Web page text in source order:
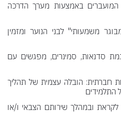
באמצעות מערך הדרכה
משמעותי" לבני הנוער ומזמין
סדנאות, סמינרים, מפגשים עם
חברתית: הובלה עצמית של תהליך
התלמידים
לקראת ובמהלך שירותם הצבאי ו/או